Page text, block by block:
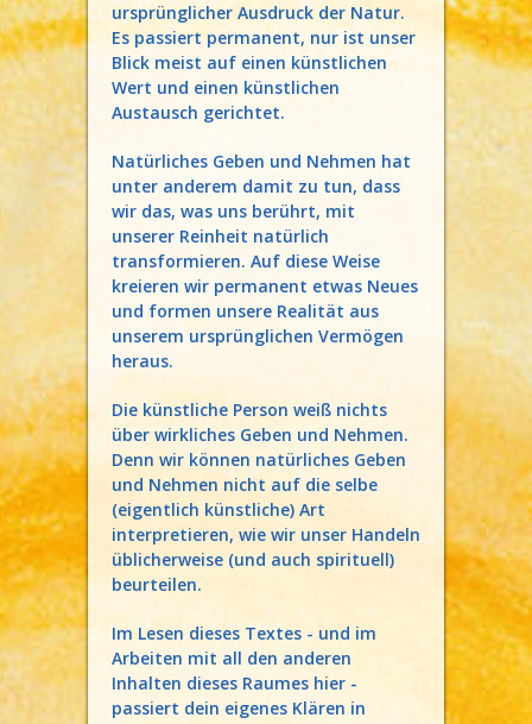
ursprünglicher Ausdruck der Natur.
Es passiert permanent, nur ist unser
Blick meist auf einen künstlichen
Wert und einen künstlichen
Austausch gerichtet.
Natürliches Geben und Nehmen hat
unter anderem damit zu tun, dass
wir das, was uns berührt, mit
unserer Reinheit natürlich
transformieren. Auf diese Weise
kreieren wir permanent etwas Neues
und formen unsere Realität aus
unserem ursprünglichen Vermögen
heraus.
Die künstliche Person weiß nichts
über wirkliches Geben und Nehmen.
Denn wir können natürliches Geben
und Nehmen nicht auf die selbe
(eigentlich künstliche) Art
interpretieren, wie wir unser Handeln
üblicherweise (und auch spirituell)
beurteilen.
Im Lesen dieses Textes - und im
Arbeiten mit all den anderen
Inhalten dieses Raumes hier -
passiert dein eigenes Klären in